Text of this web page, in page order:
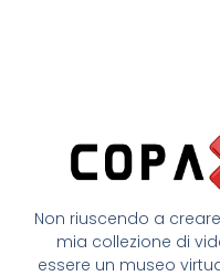
Non riuscendo a
mia collezione di
essere un museo